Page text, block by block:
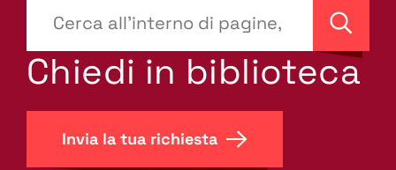
site-
search.label???
Cerca
Chiedi in biblioteca
Invia la tua richiesta